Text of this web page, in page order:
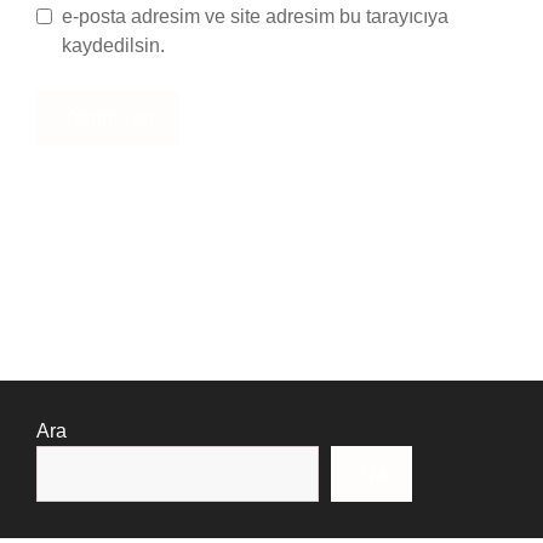
e-posta adresim ve site adresim bu tarayıcıya
kaydedilsin.
Ara